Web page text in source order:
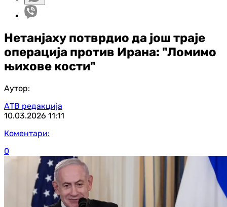
Нетанјаху потврдио да још траје
операција против Ирана: "Ломимо
њихове кости"
Аутор:
АТВ редакција
10.03.2026 11:11
Коментари:
0